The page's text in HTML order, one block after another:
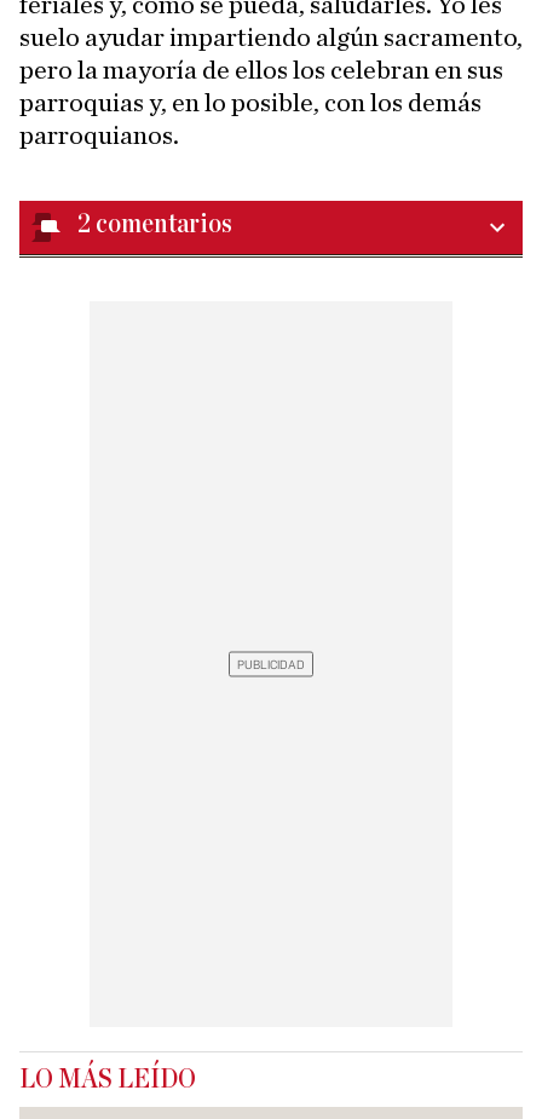
suelo ayudar impartiendo algún sacramento,
pero la mayoría de ellos los celebran en sus
parroquias y, en lo posible, con los demás
parroquianos.
2 comentarios
LO MÁS LEÍDO